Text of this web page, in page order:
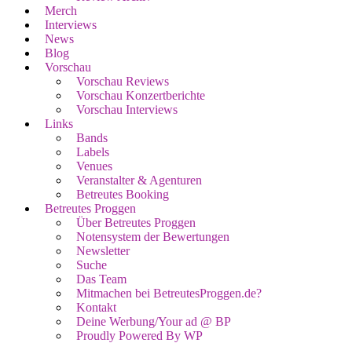
Merch
Interviews
News
Blog
Vorschau
Vorschau Reviews
Vorschau Konzertberichte
Vorschau Interviews
Links
Bands
Labels
Venues
Veranstalter & Agenturen
Betreutes Booking
Betreutes Proggen
Über Betreutes Proggen
Notensystem der Bewertungen
Newsletter
Suche
Das Team
Mitmachen bei BetreutesProggen.de?
Kontakt
Deine Werbung/Your ad @ BP
Proudly Powered By WP